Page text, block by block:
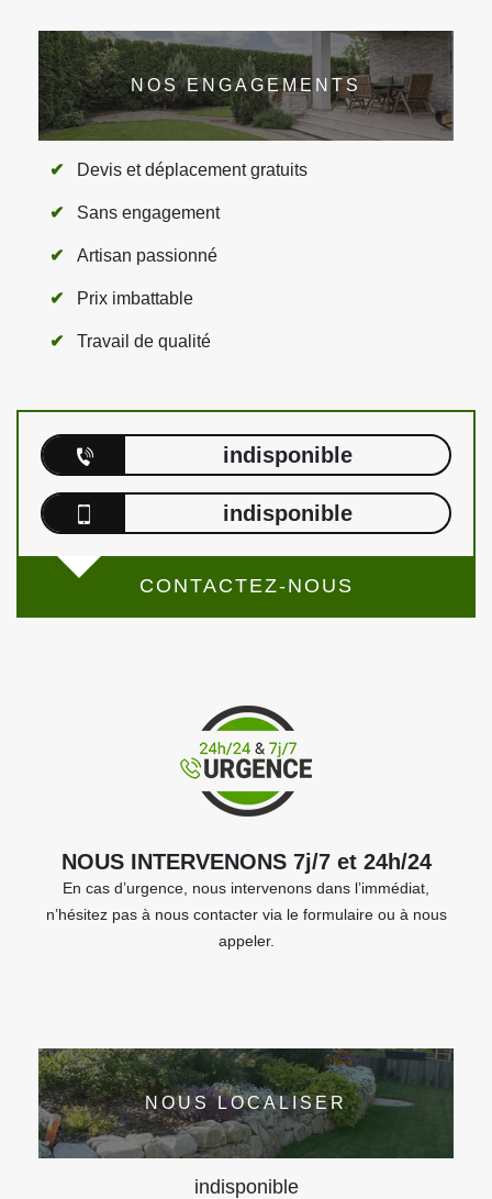
NOS ENGAGEMENTS
Devis et déplacement gratuits
Sans engagement
Artisan passionné
Prix imbattable
Travail de qualité
indisponible
indisponible
CONTACTEZ-NOUS
NOUS INTERVENONS 7j/7 et 24h/24
En cas d’urgence, nous intervenons dans l’immédiat,
n’hésitez pas à nous contacter via le formulaire ou à nous
appeler.
NOUS LOCALISER
indisponible